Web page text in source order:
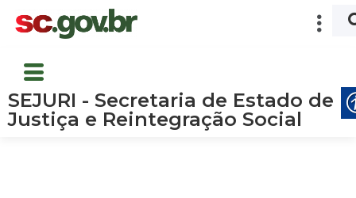
SEJURI - Secretaria de Estado de
Justiça e Reintegração Social